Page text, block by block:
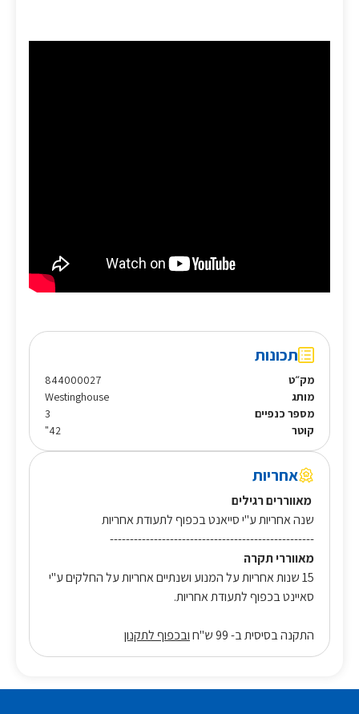
תכונות
מק״ט
844000027
מותג
Westinghouse
מספר כנפיים
3
קוטר
42"
אחריות
מאווררים רגילים
שנה אחריות ע"י סייאנט בכפוף לתעודת אחריות
---------------------------------------------------
מאווררי תקרה
15 שנות אחריות על המנוע ושנתיים אחריות על החלקים ע"י
סאיינט בכפוף לתעודת אחריות.
התקנה בסיסית ב- 99 ש"ח ובכפוף לתקנון